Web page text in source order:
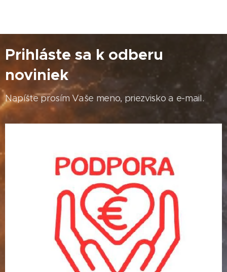
Prihláste sa k odberu
noviniek
Napíšte prosím Vaše meno, priezvisko a e-mail.